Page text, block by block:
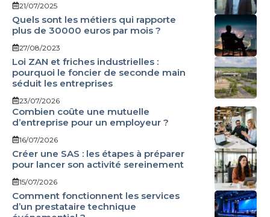
21/07/2025
Quels sont les métiers qui rapporte
plus de 30000 euros par mois ?
27/08/2023
Loi ZAN et friches industrielles :
pourquoi le foncier de seconde main
séduit les entreprises
23/07/2026
Combien coûte une mutuelle
d’entreprise pour un employeur ?
16/07/2026
Créer une SAS : les étapes à préparer
pour lancer son activité sereinement
15/07/2026
Comment fonctionnent les services
d’un prestataire technique